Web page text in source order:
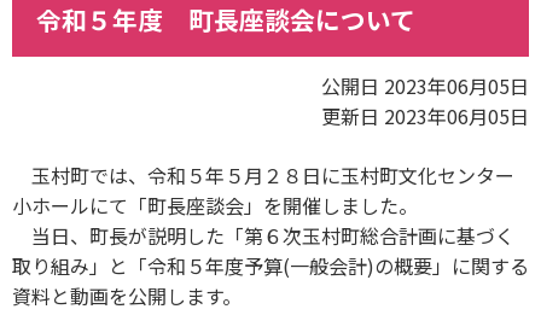
令和５年度 町長座談会について
公開日 2023年06月05日
更新日 2023年06月05日
玉村町では、令和５年５月２８日に玉村町文化センター
小ホールにて「町長座談会」を開催しました。
当日、町長が説明した「第６次玉村町総合計画に基づく
取り組み」と「令和５年度予算(一般会計)の概要」に関する
資料と動画を公開します。